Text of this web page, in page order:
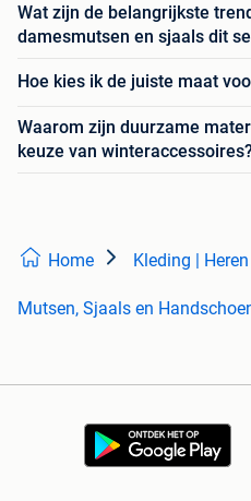
Wat zijn de belangrijkste
damesmutsen en sjaals dit
Hoe kies ik de juiste maat
Waarom zijn duurzame
keuze van
Home Kleding | Heren
Mutsen, Sjaals en